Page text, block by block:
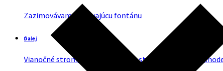
Zazimovávame Spievajúcu fontánu
Ďalej
Vianočné stromčeky na prenájom stoja aktuálne